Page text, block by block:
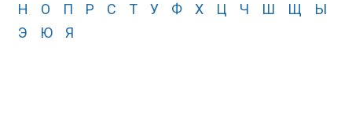
Н
О П Р С Т У Ф Х Ц Ч Ш Щ
Ы
Э
Ю Я